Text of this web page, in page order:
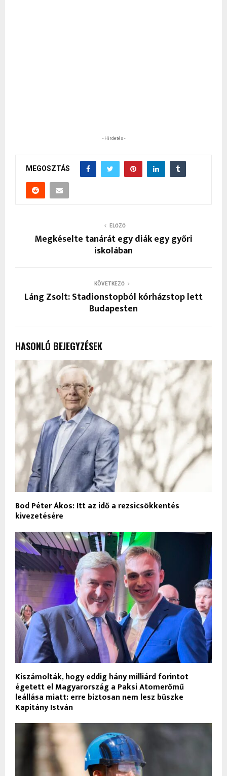
- Hirdetés -
MEGOSZTÁS
ELŐZŐ
Megkéselte tanárát egy diák egy győri
iskolában
KÖVETKEZŐ
Láng Zsolt: Stadionstopból kórházstop lett
Budapesten
HASONLÓ BEJEGYZÉSEK
Bod Péter Ákos: Itt az idő a rezsicsökkentés
kivezetésére
Kiszámolták, hogy eddig hány milliárd forintot
égetett el Magyarország a Paksi Atomerőmű
leállása miatt: erre biztosan nem lesz büszke
Kapitány István